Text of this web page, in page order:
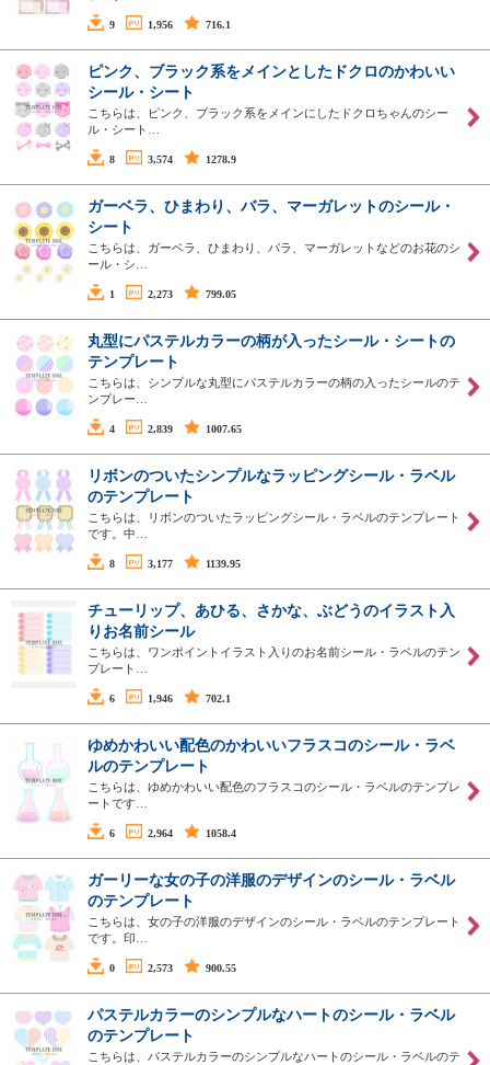
9 1,956 716.1
ピンク、ブラック系をメインとしたドクロのかわいい
シール・シート
こちらは、ピンク、ブラック系をメインにしたドクロちゃんのシー
ル・シート…
8 3,574 1278.9
ガーベラ、ひまわり、バラ、マーガレットのシール・
シート
こちらは、ガーベラ、ひまわり、バラ、マーガレットなどのお花のシ
ール・シ…
1 2,273 799.05
丸型にパステルカラーの柄が入ったシール・シートの
テンプレート
こちらは、シンプルな丸型にパステルカラーの柄の入ったシールのテ
ンプレー…
4 2,839 1007.65
リボンのついたシンプルなラッピングシール・ラベル
のテンプレート
こちらは、リボンのついたラッピングシール・ラベルのテンプレート
です。中…
8 3,177 1139.95
チューリップ、あひる、さかな、ぶどうのイラスト入
りお名前シール
こちらは、ワンポイントイラスト入りのお名前シール・ラベルのテン
プレート…
6 1,946 702.1
ゆめかわいい配色のかわいいフラスコのシール・ラベ
ルのテンプレート
こちらは、ゆめかわいい配色のフラスコのシール・ラベルのテンプレ
ートです…
6 2,964 1058.4
ガーリーな女の子の洋服のデザインのシール・ラベル
のテンプレート
こちらは、女の子の洋服のデザインのシール・ラベルのテンプレート
です。印…
0 2,573 900.55
パステルカラーのシンプルなハートのシール・ラベル
のテンプレート
こちらは、パステルカラーのシンプルなハートのシール・ラベルのテ